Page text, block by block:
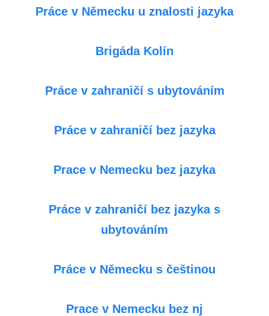
Práce v Německu u znalosti jazyka
Brigáda Kolín
Práce v zahraničí s ubytováním
Práce v zahraničí bez jazyka
Prace v Nemecku bez jazyka
Práce v zahraničí bez jazyka s
ubytováním
Práce v Německu s češtinou
Prace v Nemecku bez nj